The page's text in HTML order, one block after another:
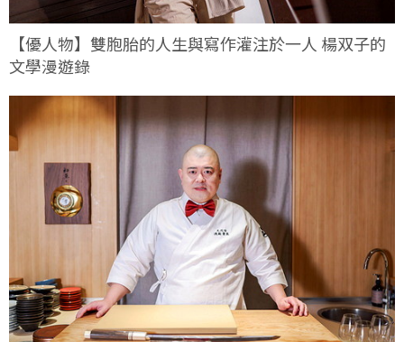
【優人物】雙胞胎的人生與寫作灌注於一人 楊双子的
文學漫遊錄